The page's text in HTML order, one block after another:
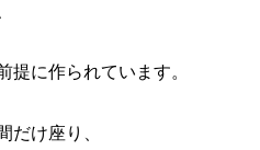
提に作られています。
だけ座り、